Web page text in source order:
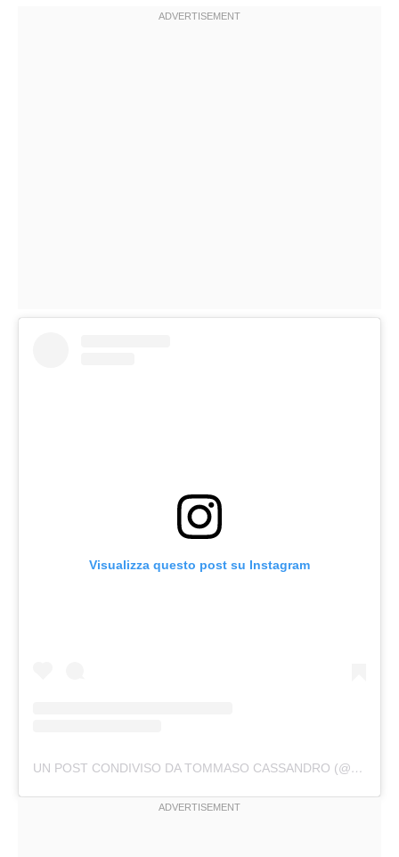
Visualizza questo post su Instagram
UN POST CONDIVISO DA TOMMASO CASSANDRO (@TOMMASOCASSANDRO)